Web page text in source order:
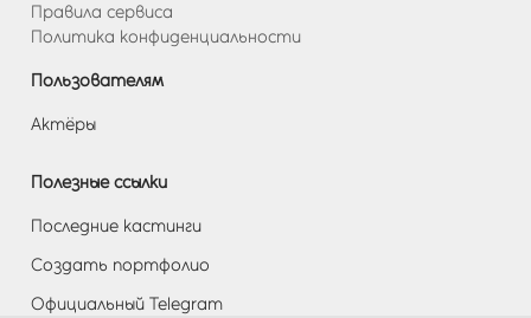
Правила сервиса
Политика конфиденциальности
Пользователям
Актёры
Полезные ссылки
Последние кастинги
Создать портфолио
Официальный Telegram